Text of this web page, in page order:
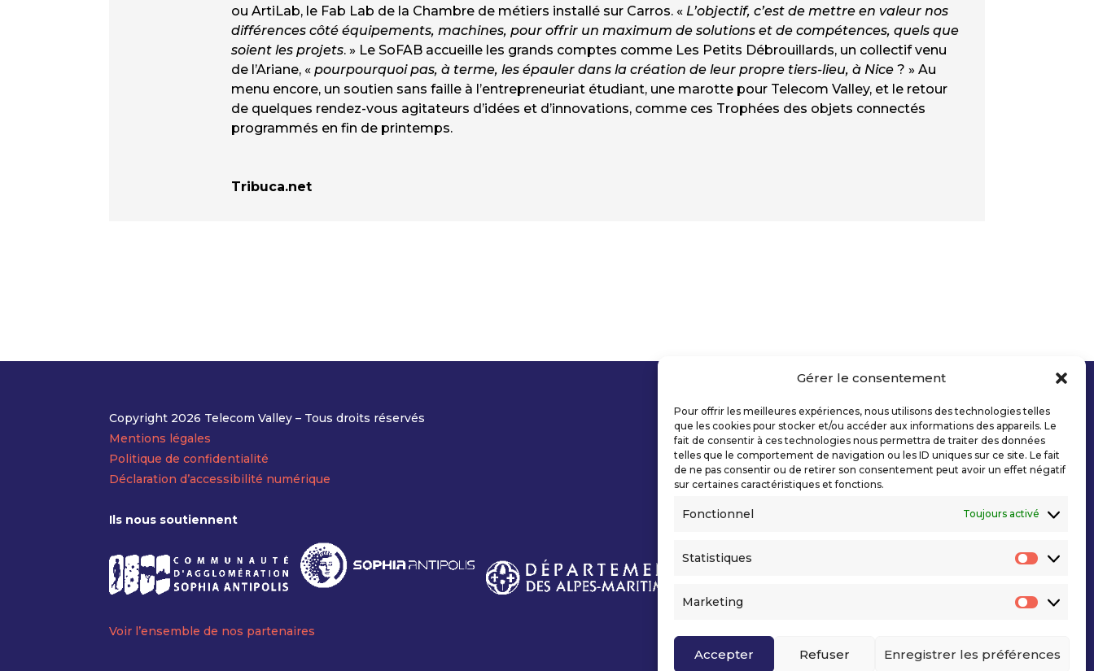
Gérer le consentement
Pour offrir les meilleures expériences, nous utilisons des technologies telles
que les cookies pour stocker et/ou accéder aux informations des appareils. Le
fait de consentir à ces technologies nous permettra de traiter des données
telles que le comportement de navigation ou les ID uniques sur ce site. Le fait
de ne pas consentir ou de retirer son consentement peut avoir un effet négatif
sur certaines caractéristiques et fonctions.
Fonctionnel Toujours activé
Statistiques
Marketing
Accepter Refuser Enregistrer les préférences
ou ArtiLab, le Fab Lab de la Chambre de métiers installé sur Carros. « L’objectif, c’est de mettre en valeur nos
différences côté équipements, machines, pour offrir un maximum de solutions et de compétences, quels que
soient les projets. » Le SoFAB accueille les grands comptes comme Les Petits Débrouillards, un collectif venu
de l’Ariane, «pourpourquoi pas, à terme, les épauler dans la création de leur propre tiers-lieu, à Nice ? » Au
menu encore, un soutien sans faille à l’entrepreneuriat étudiant, une marotte pour Telecom Valley, et le retour
de quelques rendez-vous agitateurs d’idées et d’innovations, comme ces Trophées des objets connectés
programmés en fin de printemps.
Tribuca.net
Copyright 2026 Telecom Valley – Tous droits réservés
Mentions légales
Politique de confidentialité
Déclaration d’accessibilité numérique
Ils nous soutiennent
Voir l’ensemble de nos partenaires